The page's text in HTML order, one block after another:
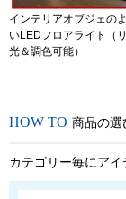
インテリアオブジェの
いLEDフロアライト（
光＆調色可能）
商品の選
カテゴリー毎にア